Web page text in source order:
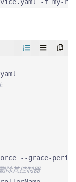
-f my-
--grace-period
除其控制器